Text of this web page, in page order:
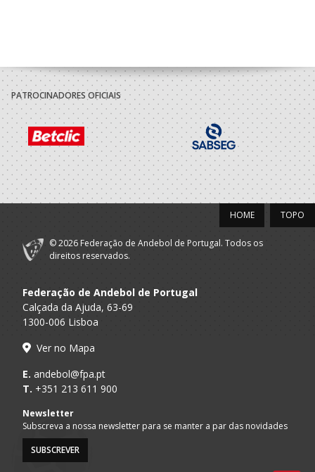
PATROCINADORES OFICIAIS
TOPO
HOME
© 2026 Federação de Andebol de Portugal. Todos os
direitos reservados.
Federação de Andebol de Portugal
Calçada da Ajuda, 63-69
1300-006 Lisboa
Ver no Mapa
E. andebol@fpa.pt
T. +351 213 611 900
Newsletter
Subscreva a nossa newsletter para se manter a par das novidades
SUBSCREVER